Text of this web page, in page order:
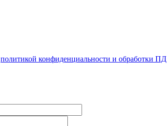
политикой конфиденциальности и обработки ПД